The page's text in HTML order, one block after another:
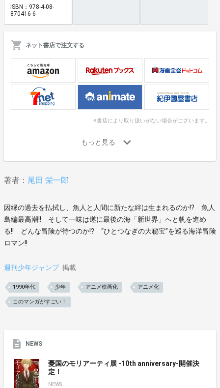
ISBN：978-4-08-
870416-6
ネット書店で注文する
※書店により取り扱いがない場合がございます。
著者： 尾田 栄一郎
因縁の過去を払拭し、魚人と人間に新たな絆は生まれるのか!? 魚人
島編最高潮!! そして一味は遂に最後の海「新世界」へと帆を進め
る!! どんな冒険が待つのか!? “ひとつなぎの大秘宝”を巡る海洋冒険
ロマン!!
週刊少年ジャンプ 掲載
1990年代 少年 アニメ映画化 アニメ化
このマンガがすごい！
NEWS
憂国のモリアーティ展 -10th anniversary-開催決
定！
NEWS